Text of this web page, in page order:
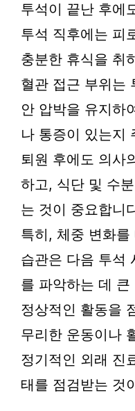
투석이 끝난 후에
투석 직후에는 피
충분한 휴식을 취
혈관 접근 부위는
안 압박을 유지하
나 통증이 있는지
퇴원 후에도 의사
하고, 식단 및 수
는 것이 중요합니
특히, 체중 변화
습관은 다음 투석
를 파악하는 데 큰
정상적인 활동을
무리한 운동이나
정기적인 외래 진
태를 점검받는 것